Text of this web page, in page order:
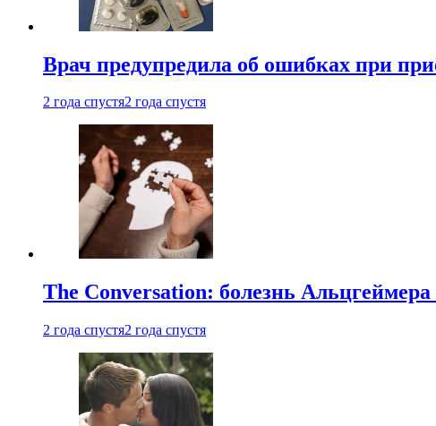
Врач предупредила об ошибках при
2 года спустя2 года спустя
The Conversation: болезнь
2 года спустя2 года спустя